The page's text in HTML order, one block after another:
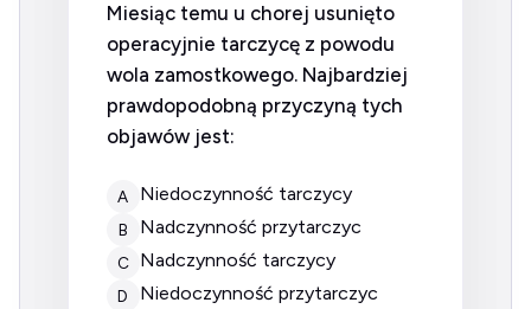
Miesiąc temu u chorej usunięto
operacyjnie tarczycę z powodu
wola zamostkowego. Najbardziej
prawdopodobną przyczyną tych
objawów jest:
A niedoczynność tarczycy
B nadczynność przytarczyc
C nadczynność tarczycy
D niedoczynność przytarczyc